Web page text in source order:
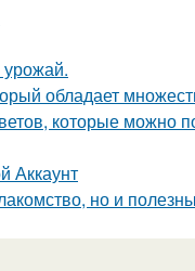
обладает
которые можно
Аккаунт
но и